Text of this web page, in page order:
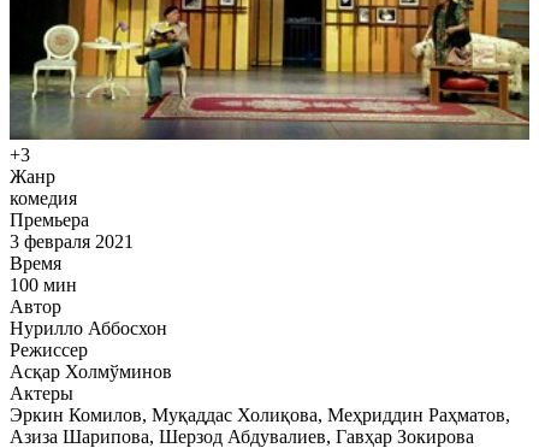
+3
Жанр
комедия
Премьера
3 февраля 2021
Время
100 мин
Автор
Нурилло Аббосхон
Режиссер
Асқар Холмўминов
Актеры
Эркин Комилов, Муқаддас Холиқова, Меҳриддин Раҳматов,
Азиза Шарипова, Шерзод Абдувалиев, Гавҳар Зокирова